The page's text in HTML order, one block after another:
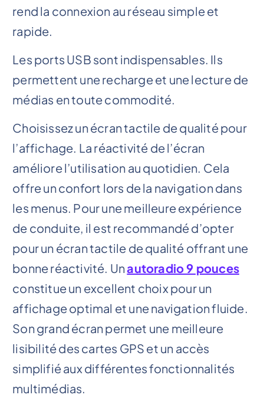
rend la connexion au réseau simple et
rapide.
Les ports USB sont indispensables. Ils
permettent une recharge et une lecture de
médias en toute commodité.
Choisissez un écran tactile de qualité pour
l’affichage. La réactivité de l’écran
améliore l’utilisation au quotidien. Cela
offre un confort lors de la navigation dans
les menus. Pour une meilleure expérience
de conduite, il est recommandé d’opter
pour un écran tactile de qualité offrant une
bonne réactivité. Unautoradio 9 pouces
constitue un excellent choix pour un
affichage optimal et une navigation fluide.
Son grand écran permet une meilleure
lisibilité des cartes GPS et un accès
simplifié aux différentes fonctionnalités
multimédias.